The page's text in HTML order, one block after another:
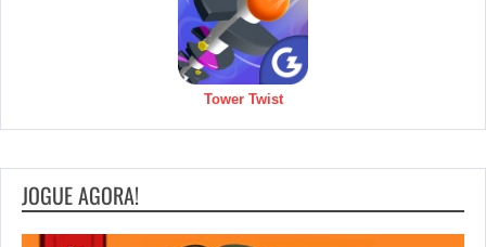
Tower Twist
JOGUE AGORA!